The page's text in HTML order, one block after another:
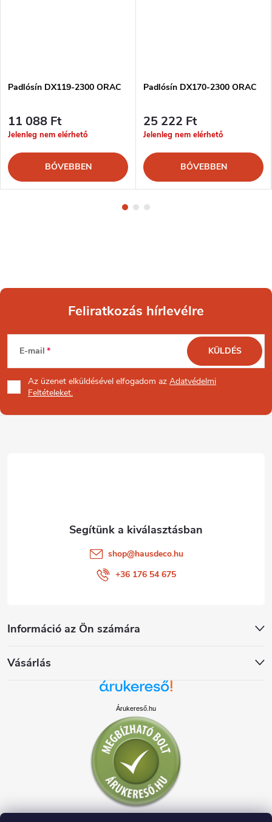
Padlósín DX119-2300 ORAC
11 088 Ft
Jelenleg nem elérhető
BŐVEBBEN
Padlósín DX170-2300 ORAC
25 222 Ft
Jelenleg nem elérhető
BŐVEBBEN
L
á
b
Feliratkozás hírlevélre
E-mail
Az üzenet elküldésével elfogadom az Adatvédelmi
Feltételeket.
KÜLDÉS
Információ az Ön számára
Vásárlás
shop@hausdeco.hu
+36 176 54 675
Árukereső.hu